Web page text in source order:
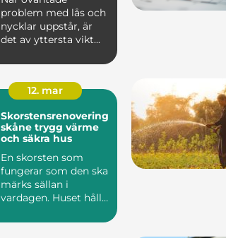
problem med lås och
nycklar uppstår, är
det av yttersta vikt...
12. mar
Skorstensrenovering
skåne trygg värme
och säkra hus
En skorsten som
fungerar som den ska
märks sällan i
vardagen. Huset hålls
bort och...